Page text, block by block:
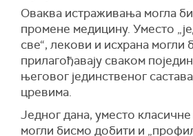
Оваква истраживања могла
промене медицину. Уместо
све“, лекови и исхрана могли
прилагођавају сваком
његовог јединственог
цревима.
Једног дана, уместо
могли бисмо добити и